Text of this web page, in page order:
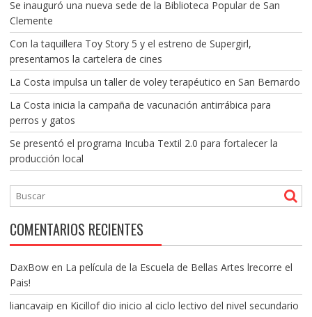
Se inauguró una nueva sede de la Biblioteca Popular de San
Clemente
Con la taquillera Toy Story 5 y el estreno de Supergirl,
presentamos la cartelera de cines
La Costa impulsa un taller de voley terapéutico en San Bernardo
La Costa inicia la campaña de vacunación antirrábica para
perros y gatos
Se presentó el programa Incuba Textil 2.0 para fortalecer la
producción local
COMENTARIOS RECIENTES
DaxBowen La película de la Escuela de Bellas Artes lrecorre el
Pais!
liancavaip en Kicillof dio inicio al ciclo lectivo del nivel secundario